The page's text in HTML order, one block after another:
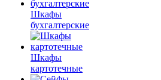
Шкафы
бухгалтерские
Шкафы
картотечные